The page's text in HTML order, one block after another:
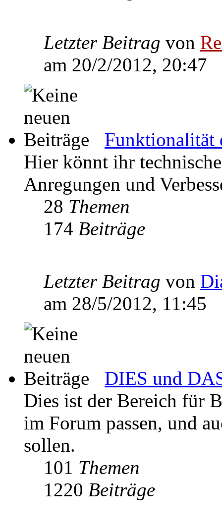
Letzter Beitrag von
am 20/2/2012, 20:47
Funktionalität
Hier könnt ihr
Anregungen und
28 Themen
174 Beiträge
Letzter Beitrag von
am 28/5/2012, 11:45
DIES und
Dies ist der Bereich für
im Forum passen, und
sollen.
101 Themen
1220 Beiträge